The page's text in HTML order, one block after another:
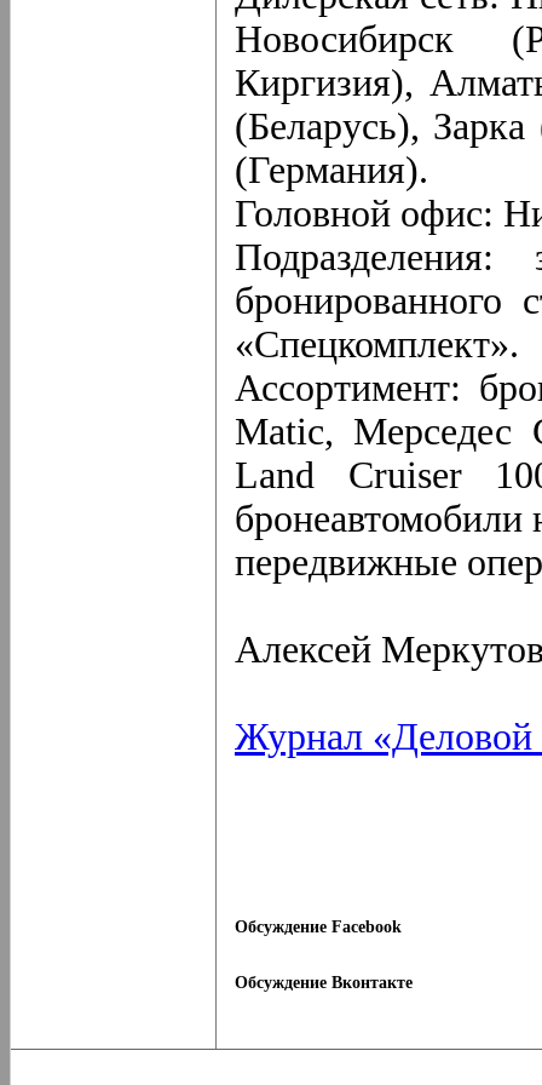
Новосибирск
Киргизия),
(Беларусь),
(Германия).
Головной офис:
Подразделения:
бронированного
«Спецкомплект».
Ассортимент:
Matic, Мерседес
Land Cruiser
бронеавтомобили
передвижные
Алексей
Журнал «Деловой
Обсуждение Facebook
Обсуждение Вконтакте